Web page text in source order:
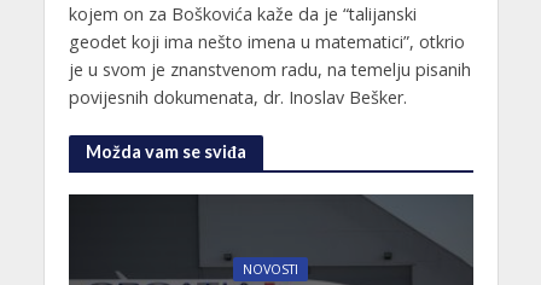
kojem on za Boškovića kaže da je “talijanski
geodet koji ima nešto imena u matematici”, otkrio
je u svom je znanstvenom radu, na temelju pisanih
povijesnih dokumenata, dr. Inoslav Bešker.
Možda vam se sviđa
NOVOSTI